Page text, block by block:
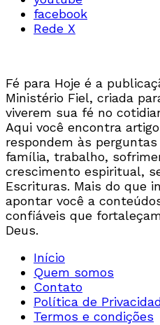
facebook
Rede X
Fé para Hoje é a
Ministério Fiel, criada
viverem sua fé no
Aqui você encontra
respondem às
família, trabalho,
crescimento espiritual,
Escrituras. Mais do que
apontar você a
confiáveis que
Deus.
Início
Quem somos
Contato
Política de
Termos e condições